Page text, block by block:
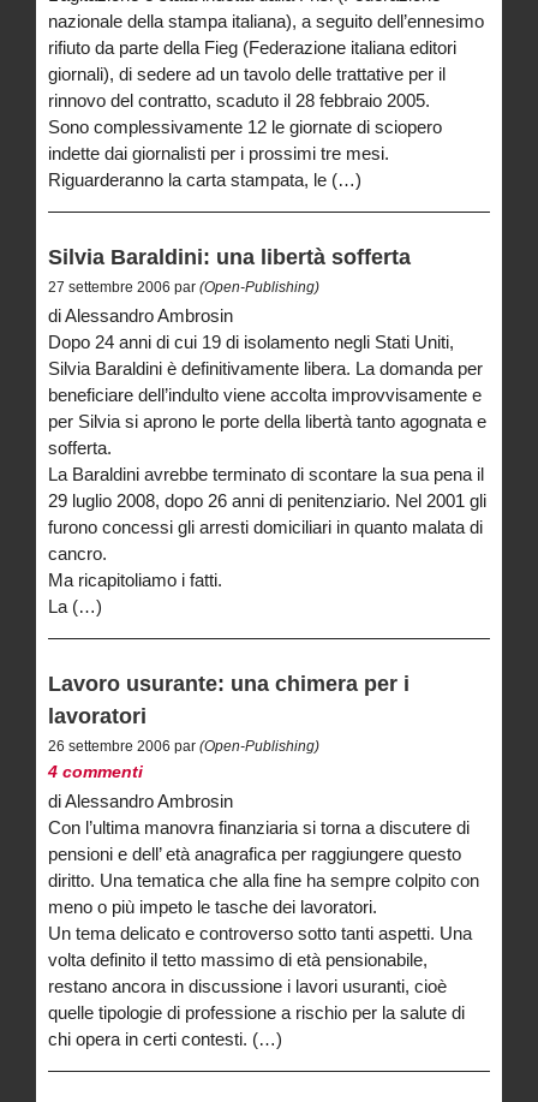
nazionale della stampa italiana), a seguito dell’ennesimo
rifiuto da parte della Fieg (Federazione italiana editori
giornali), di sedere ad un tavolo delle trattative per il
rinnovo del contratto, scaduto il 28 febbraio 2005.
Sono complessivamente 12 le giornate di sciopero
indette dai giornalisti per i prossimi tre mesi.
Riguarderanno la carta stampata, le (…)
Silvia Baraldini: una libertà sofferta
27 settembre 2006 par (Open-Publishing)
di Alessandro Ambrosin
Dopo 24 anni di cui 19 di isolamento negli Stati Uniti,
Silvia Baraldini è definitivamente libera. La domanda per
beneficiare dell’indulto viene accolta improvvisamente e
per Silvia si aprono le porte della libertà tanto agognata e
sofferta.
La Baraldini avrebbe terminato di scontare la sua pena il
29 luglio 2008, dopo 26 anni di penitenziario. Nel 2001 gli
furono concessi gli arresti domiciliari in quanto malata di
cancro.
Ma ricapitoliamo i fatti.
La (…)
Lavoro usurante: una chimera per i
lavoratori
26 settembre 2006 par (Open-Publishing)
4 commenti
di Alessandro Ambrosin
Con l’ultima manovra finanziaria si torna a discutere di
pensioni e dell’ età anagrafica per raggiungere questo
diritto. Una tematica che alla fine ha sempre colpito con
meno o più impeto le tasche dei lavoratori.
Un tema delicato e controverso sotto tanti aspetti. Una
volta definito il tetto massimo di età pensionabile,
restano ancora in discussione i lavori usuranti, cioè
quelle tipologie di professione a rischio per la salute di
chi opera in certi contesti. (…)